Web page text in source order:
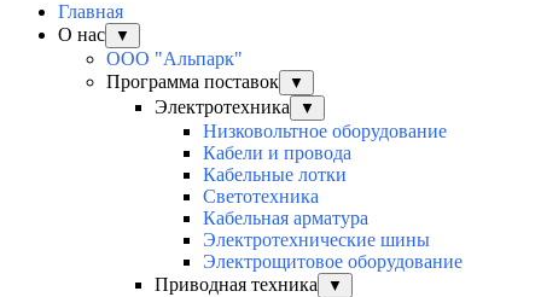
Главная
О нас
▼
ООО "Альпарк"
Программа поставок
▼
Электротехника ▼
Низковольтное оборудование
Кабели и провода
Кабельные лотки
Светотехника
Кабельная арматура
Электротехнические шины
Электрощитовое оборудование
Приводная техника
▼